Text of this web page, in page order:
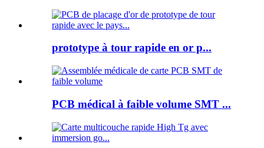
prototype à tour rapide en or p...
PCB médical à faible volume SMT ...